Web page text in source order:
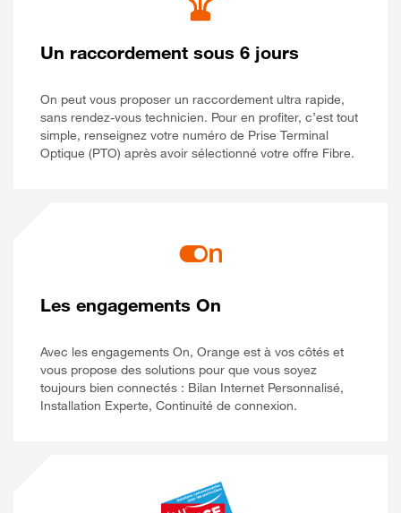
Un raccordement sous 6 jours
On peut vous proposer un raccordement ultra rapide,
sans rendez-vous technicien. Pour en profiter, c’est tout
simple, renseignez votre numéro de Prise Terminal
Optique (PTO) après avoir sélectionné votre offre Fibre.
Les engagements On
Avec les engagements On, Orange est à vos côtés et
vous propose des solutions pour que vous soyez
toujours bien connectés : Bilan Internet Personnalisé,
Installation Experte, Continuité de connexion.